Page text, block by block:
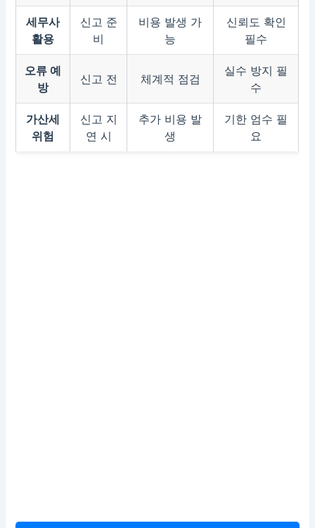
세무사
활용
신고 준
비
비용 발생 가
능
신뢰도 확인
필수
오류 예
방
신고 전 체계적 점검
실수 방지 필
수
가산세
위험
신고 지
연 시
추가 비용 발
생
기한 엄수 필
요